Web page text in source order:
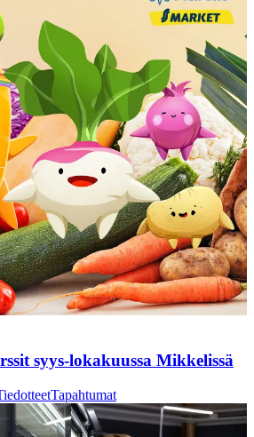
syys-lokakuussa Mikkelissä
Tapahtumat